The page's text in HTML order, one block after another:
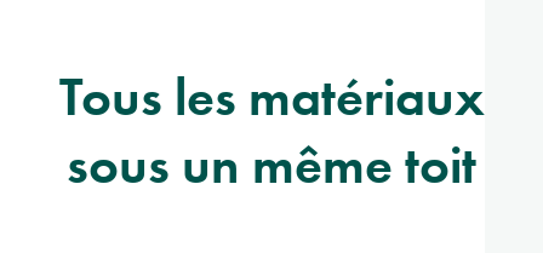
Tous les matériaux
sous un même toit